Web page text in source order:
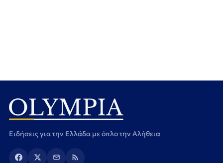
Ειδήσεις για την Ελλάδα με όπλο την Αλήθεια